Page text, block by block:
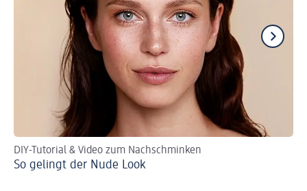
DIY-Tutorial & Video zum Nachschminken
So gelingt der Nude Look